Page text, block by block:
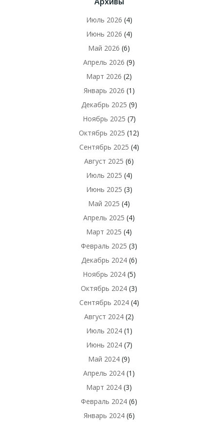
Июль 2026 (4)
Июнь 2026 (4)
Май 2026 (6)
Апрель 2026 (9)
Март 2026 (2)
Январь 2026 (1)
Декабрь 2025 (9)
Ноябрь 2025 (7)
Октябрь 2025 (12)
Сентябрь 2025 (4)
Август 2025 (6)
Июль 2025 (4)
Июнь 2025 (3)
Май 2025 (4)
Апрель 2025 (4)
Март 2025 (4)
Февраль 2025 (3)
Декабрь 2024(6)
Ноябрь 2024(5)
Октябрь 2024 (3)
Сентябрь 2024(4)
Август 2024 (2)
Июль 2024(1)
Июнь 2024(7)
Май 2024 (9)
Апрель 2024 (1)
Март 2024 (3)
Февраль 2024 (6)
Январь 2024(6)